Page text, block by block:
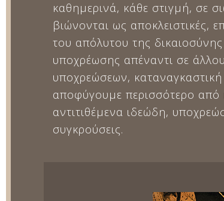
καθημερινά, κάθε στιγμή, σε
βιώνονται ως αποκλειστικές,
του απόλυτου της
υποχρέωσης απέναντι σε
υποχρεώσεων,
αποφύγουμε περισσότερο από
αντιτιθέμενα ιδεώδη,
συγκρούσεις.